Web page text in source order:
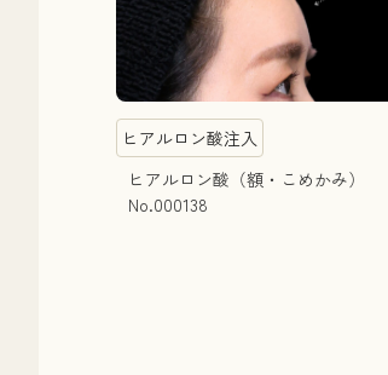
ヒアルロン酸注入
ヒアルロン酸（額・こめかみ）
No.000138